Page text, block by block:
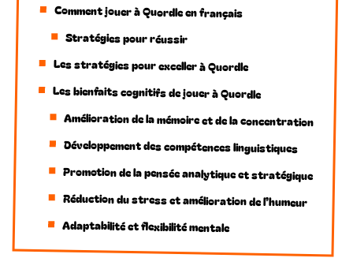
Comment jouer à Quordle en français
Stratégies pour réussir
Les stratégies pour exceller à Quordle
Les bienfaits cognitifs de jouer à Quordle
Amélioration de la mémoire et de la concentration
Développement des compétences linguistiques
Promotion de la pensée analytique et stratégique
Réduction du stress et amélioration de l’humeur
Adaptabilité et flexibilité mentale